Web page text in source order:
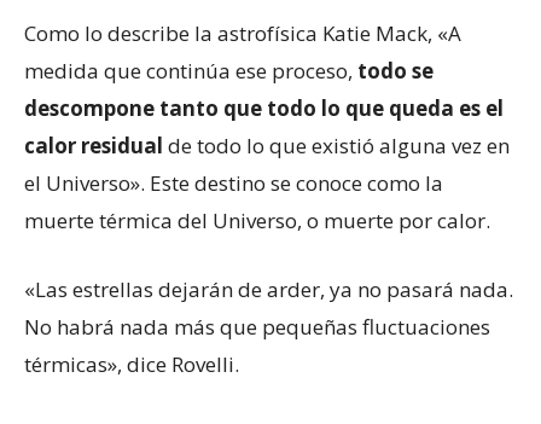
Como lo describe la astrofísica Katie Mack, «A
medida que continúa ese proceso, todo se
descompone tanto que todo lo que queda es el
calor residual de todo lo que existió alguna vez en
el Universo». Este destino se conoce como la
muerte térmica del Universo, o muerte por calor.
«Las estrellas dejarán de arder, ya no pasará nada.
No habrá nada más que pequeñas fluctuaciones
térmicas», dice Rovelli.